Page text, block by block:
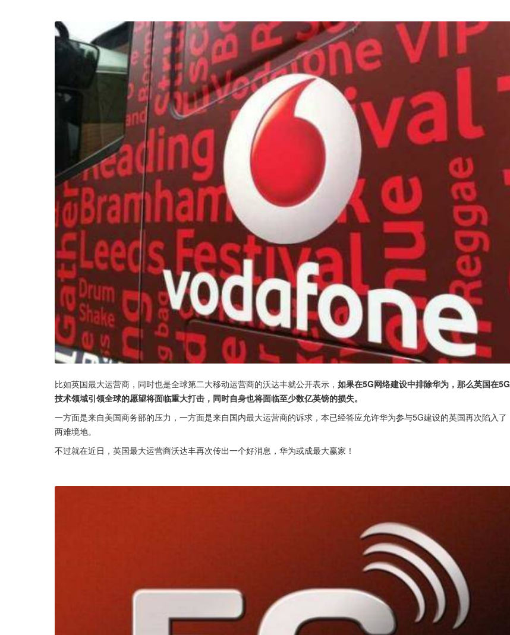
比如英国最大运营商，同时也是全球第二大移动运营商的沃达丰就公开表示， 如果在5G网络建设中排除华为，那么英国在5G
技术领域引领全球的愿望将面临重大打击，同时自身也将面临至少数亿英镑的损失。
一方面是来自美国商务部的压力，一方面是来自国内最大运营商的诉求，本已经答应允许华为参与5G建设的英国再次陷入了
两难境地。
不过就在近日，英国最大运营商沃达丰再次传出一个好消息，华为或成最大赢家！